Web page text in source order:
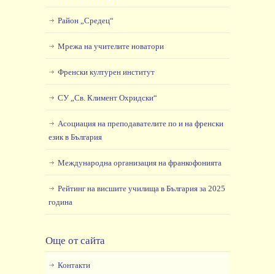
Район „Средец“
Мрежа на учителите новатори
Френски културен институт
СУ „Св. Климент Охридски“
Асоциация на преподавателите по и на френски
език в България
Международна организация на франкофонията
Рейтинг на висшите училища в България за 2025
година
Още от сайта
Контакти